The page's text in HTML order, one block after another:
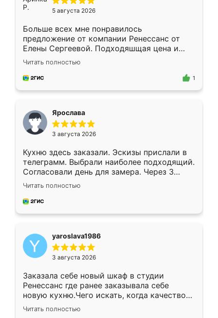
5 августа 2026
Больше всех мне понравилось
предложение от компании Ренессанс от
Елены Сергеевой. Подходяшщая цена и
короткие сроки изготовления. Приехавший
для замера сотрудник Владислав
предложил по моему эскизу самый
Читать полностью
1
Ярослава
3 августа 2026
Кухню здесь заказали. Эскизы прислали в
телеграмм. Выбрали наиболее подходящий.
Согласовали день для замера. Через 3
недели кухня была уже готова. Остались
довольны работой. Спасибо Ренессанс
мебель за качественную работу!
Читать полностью
yaroslava1986
3 августа 2026
Заказала себе новый шкаф в студии
Ренессанс где ранее заказывала себе
новую кухню.Чего искать, когда качеством
вполне довольна. Служит кухня уже почти
два года, нареканий нет.
Читать полностью